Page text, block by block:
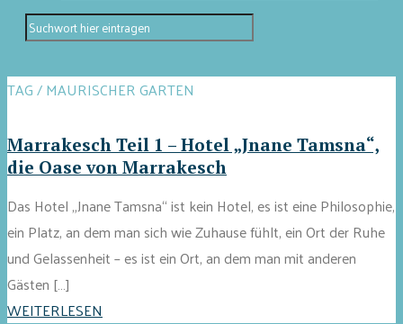
TAG / MAURISCHER GARTEN
Marrakesch Teil 1 – Hotel „Jnane Tamsna“,
die Oase von Marrakesch
Das Hotel „Jnane Tamsna“ ist kein Hotel, es ist eine Philosophie,
ein Platz, an dem man sich wie Zuhause fühlt, ein Ort der Ruhe
und Gelassenheit – es ist ein Ort, an dem man mit anderen
Gästen […]
WEITERLESEN